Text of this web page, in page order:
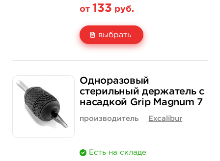
от 133 руб.
выбрать
Цена
Количество купить купить
Одноразовый
стерильный держатель с
насадкой Grip Magnum 7
производитель Excalibur
Есть на складе